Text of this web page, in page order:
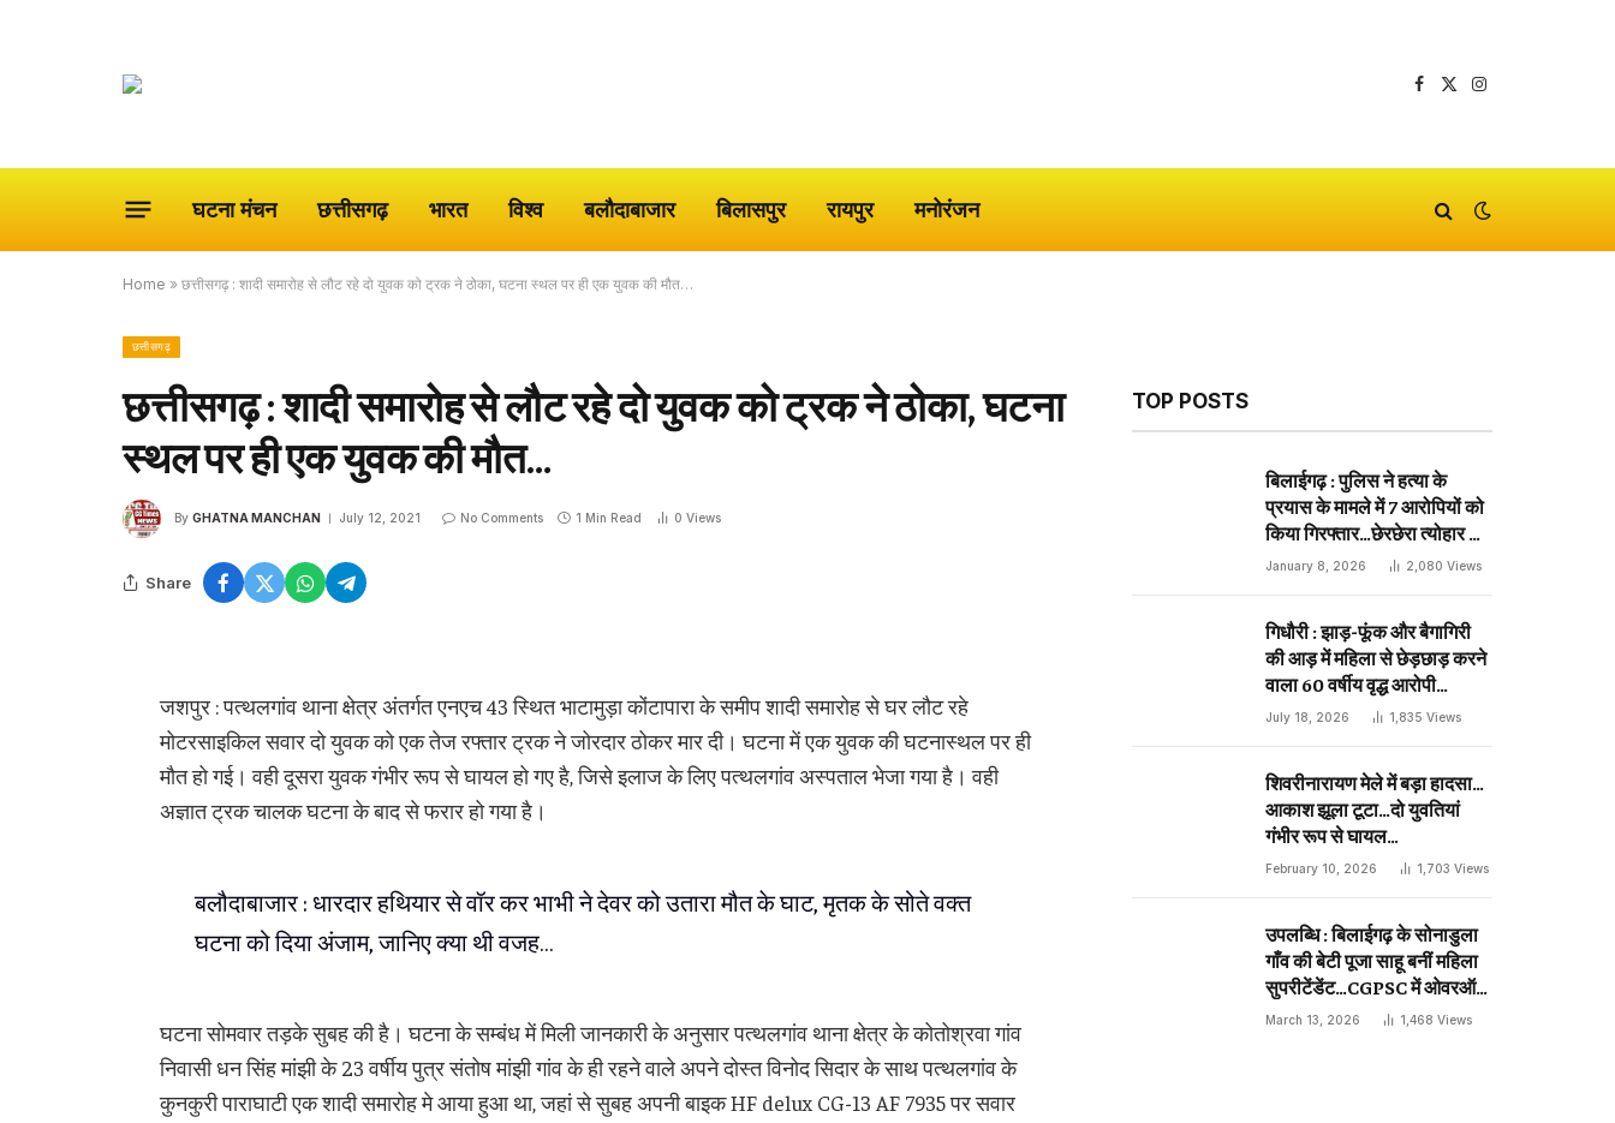
Facebook
X
Instagram
घटना मंचन छत्तीसगढ़ भारत विश्व बलौदाबाजार बिलासपुर रायपुर मनोरंजन
Home » छत्तीसगढ़ : शादी समारोह से लौट रहे दो युवक को ट्रक ने ठोका, घटना स्थल पर ही एक युवक की मौत…
छत्तीसगढ़
छत्तीसगढ़ : शादी समारोह से लौट रहे दो युवक को ट्रक ने ठोका, घटना
स्थल पर ही एक युवक की मौत…
By GHATNA MANCHAN July 12, 2021 No Comments 1 Min Read 0 Views
Share
जशपुर : पत्थलगांव थाना क्षेत्र अंतर्गत एनएच 43 स्थित भाटामुड़ा कोंटापारा के समीप शादी समारोह से घर लौट रहे
मोटरसाइकिल सवार दो युवक को एक तेज रफ्तार ट्रक ने जोरदार ठोकर मार दी। घटना में एक युवक की घटनास्थल पर ही
मौत हो गई। वही दूसरा युवक गंभीर रूप से घायल हो गए है, जिसे इलाज के लिए पत्थलगांव अस्पताल भेजा गया है। वही
अज्ञात ट्रक चालक घटना के बाद से फरार हो गया है।
बलौदाबाजार : धारदार हथियार से वॉर कर भाभी ने देवर को उतारा मौत के घाट, मृतक के सोते वक्त
घटना को दिया अंजाम, जानिए क्या थी वजह…
घटना सोमवार तड़के सुबह की है। घटना के सम्बंध में मिली जानकारी के अनुसार पत्थलगांव थाना क्षेत्र के कोतोश्रवा गांव
निवासी धन सिंह मांझी के 23 वर्षीय पुत्र संतोष मांझी गांव के ही रहने वाले अपने दोस्त विनोद सिदार के साथ पत्थलगांव के
कुनकुरी पाराघाटी एक शादी समारोह मे आया हुआ था, जहां से सुबह अपनी बाइक HF delux CG-13 AF 7935 पर सवार
TOP POSTS
बिलाईगढ़ : पुलिस ने हत्या के
प्रयास के मामले में 7 आरोपियों को
किया गिरफ्तार…छेरछेरा त्योहार के
दिन प्राणघातक हमले को दिया था
January 8, 2026 2,080 Views
गिधौरी : झाड़-फूंक और बैगागिरी
की आड़ में महिला से छेड़छाड़ करने
वाला 60 वर्षीय वृद्ध आरोपी
गिरफ्तार…
July 18, 2026 1,835 Views
शिवरीनारायण मेले में बड़ा हादसा…
आकाश झूला टूटा…दो युवतियां
गंभीर रूप से घायल…
February 10, 2026 1,703 Views
उपलब्धि : बिलाईगढ़ के सोनाडुला
गाँव की बेटी पूजा साहू बनीं महिला
सुपरीटेंडेंट…CGPSC में ओवरऑल
19 वीं रैंक…
March 13, 2026 1,468 Views